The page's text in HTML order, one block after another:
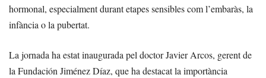
hormonal, especialment durant etapes sensibles com l’embaràs, la
infància o la pubertat.
La jornada ha estat inaugurada pel doctor Javier Arcos, gerent de
la Fundación Jiménez Díaz, que ha destacat la importància